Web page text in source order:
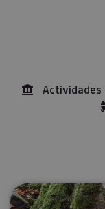
Actividades